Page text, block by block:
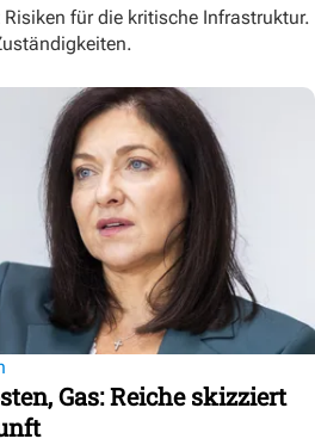
für die kritische Infrastruktur.
Gas: Reiche skizziert